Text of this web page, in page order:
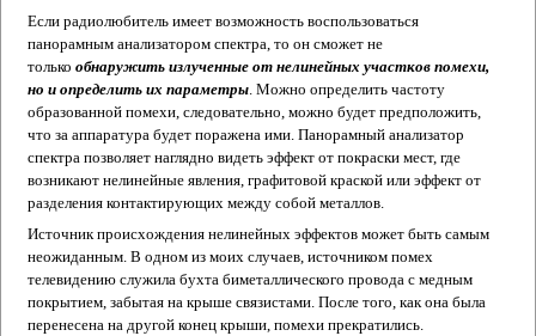
Если радиолюбитель имеет возможность воспользоваться
панорамным анализатором спектра, то он сможет не
толькообнаружить излученные от нелинейных участков помехи,
но и определить их параметры . Можно определить частоту
образованной помехи, следовательно, можно будет предположить,
что за аппаратура будет поражена ими. Панорамный анализатор
спектра позволяет наглядно видеть эффект от покраски мест, где
возникают нелинейные явления, графитовой краской или эффект от
разделения контактирующих между собой металлов.
Источник происхождения нелинейных эффектов может быть самым
неожиданным. В одном из моих случаев, источником помех
телевидению служила бухта биметаллического провода с медным
покрытием, забытая на крыше связистами. После того, как она была
перенесена на другой конец крыши, помехи прекратились.